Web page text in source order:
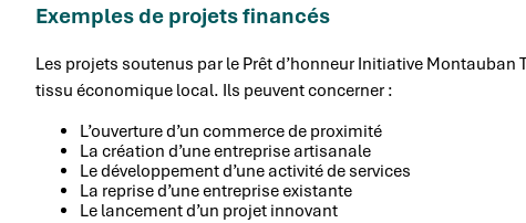
Exemples de projets financés
Les projets soutenus par le Prêt d’honneur Initiative
tissu économique local. Ils peuvent concerner :
L’ouverture d’un commerce de proximité
La création d’une entreprise artisanale
Le développement d’une activité de services
La reprise d’une entreprise existante
Le lancement d’un projet innovant